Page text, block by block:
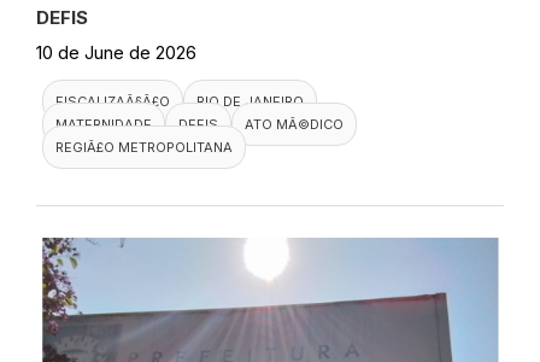
DEFIS
10 de June de 2026
FISCALIZAÃ§Ã£O
RIO DE JANEIRO
MATERNIDADE
DEFIS
ATO MÃ©DICO
REGIÃ£O METROPOLITANA